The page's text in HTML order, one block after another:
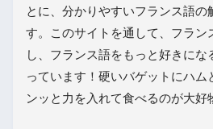
とに、分かりやすいフランス語の
す。このサイトを通して、フラン
し、フランス語をもっと好きに
っています！硬いバゲットにハム
ンッと力を入れて食べるのが大好